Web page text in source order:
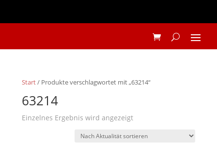
Start/ Produkte verschlagwortet mit „63214“
63214
Einzelnes Ergebnis wird angezeigt